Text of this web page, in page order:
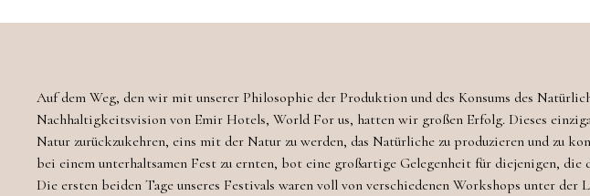
Auf dem Weg, den wir mit unserer Philosophie der Produktion und des Konsums des
Nachhaltigkeitsvision von Emir Hotels, World For us, hatten wir großen Erfolg. Dieses
Natur zurückzukehren, eins mit der Natur zu werden, das Natürliche zu produzieren und zu
bei einem unterhaltsamen Fest zu ernten, bot eine großartige Gelegenheit für diejenigen,
Die ersten beiden Tage unseres Festivals waren voll von verschiedenen Workshops unter